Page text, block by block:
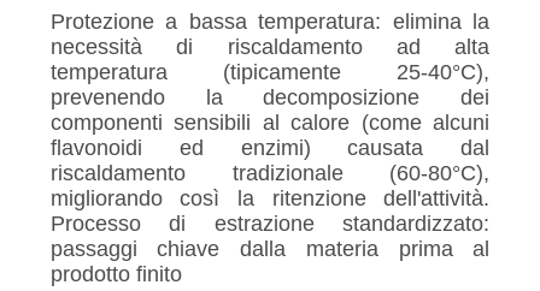
Protezione a bassa temperatura: elimina la
necessità di riscaldamento ad alta
temperatura (tipicamente 25-40°C),
prevenendo la decomposizione dei
componenti sensibili al calore (come alcuni
flavonoidi ed enzimi) causata dal
riscaldamento tradizionale (60-80°C),
migliorando così la ritenzione dell'attività.
Processo di estrazione standardizzato:
passaggi chiave dalla materia prima al
prodotto finito